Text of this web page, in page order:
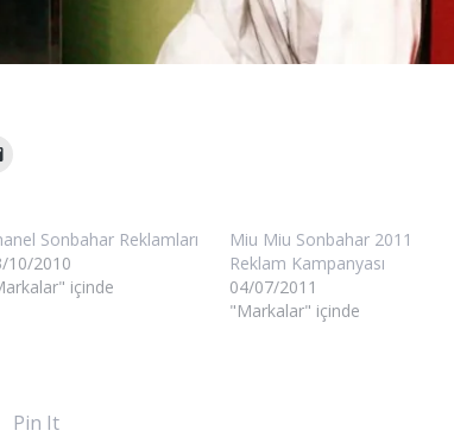
Sonbahar Reklamları
10/2010
içinde
Miu Miu Sonbahar 2011
Reklam Kampanyası
04/07/2011
"Markalar" içinde
Pin It